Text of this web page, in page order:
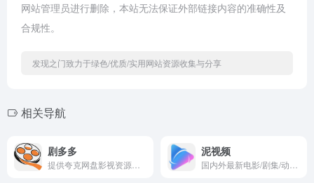
网站管理员进行删除，本站无法保证外部链接内容的准确性及
合规性。
发现之门致力于绿色/优质/实用网站资源收集与分享
相关导航
剧多多 泥视频